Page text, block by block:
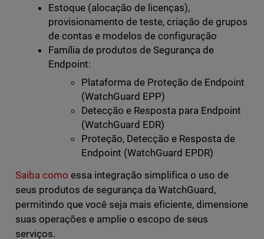
Estoque (alocação de licenças),
provisionamento de teste, criação de grupos
de contas e modelos de configuração
Família de produtos de Segurança de
Endpoint:
Plataforma de Proteção de Endpoint
(WatchGuard EPP)
Detecção e Resposta para Endpoint
(WatchGuard EDR)
Proteção, Detecção e Resposta de
Endpoint (WatchGuard EPDR)
Saiba como essa integração simplifica o uso de
seus produtos de segurança da WatchGuard,
permitindo que você seja mais eficiente, dimensione
suas operações e amplie o escopo de seus
serviços.